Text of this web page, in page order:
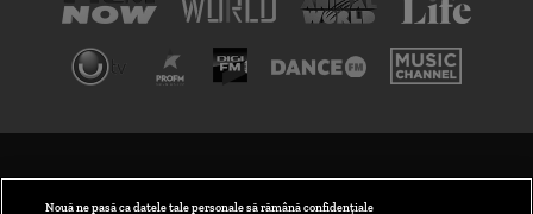
Nouă ne pasă ca datele tale personale să rămână confidențiale